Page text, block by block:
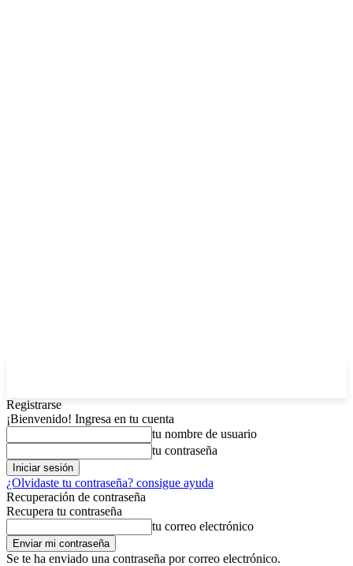
Registrarse
¡Bienvenido! Ingresa en tu cuenta
tu nombre de usuario
tu contraseña
¿Olvidaste tu contraseña? consigue ayuda
Recuperación de contraseña
Recupera tu contraseña
tu correo electrónico
Se te ha enviado una contraseña por correo electrónico.